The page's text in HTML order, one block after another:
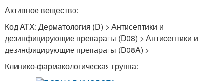
Активное вещество:
Код ATX: Дерматология (D) > Антисептики и
дезинфицирующие препараты (D08) > Антисептики и
дезинфицирующие препараты (D08A) >
Клинико-фармакологическая группа: